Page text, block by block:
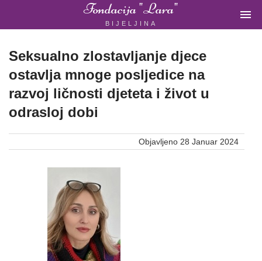
Fondacija "Lara"
BIJELJINA

ORGANIZACIJA
BIH
Fondacija
Početna
Seksualno zlostavljanje djece
ostavlja mnoge posljedice na
razvoj ličnosti djeteta i život u
odrasloj dobi
Objavljeno 28 Januar 2024